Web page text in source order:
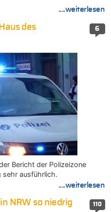
....weiterlesen
6
des
Bericht der Polizeizone
sehr ausführlich.
....weiterlesen
110
NRW so niedrig